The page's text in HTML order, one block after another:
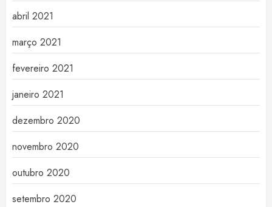
abril 2021
março 2021
fevereiro 2021
janeiro 2021
dezembro 2020
novembro 2020
outubro 2020
setembro 2020